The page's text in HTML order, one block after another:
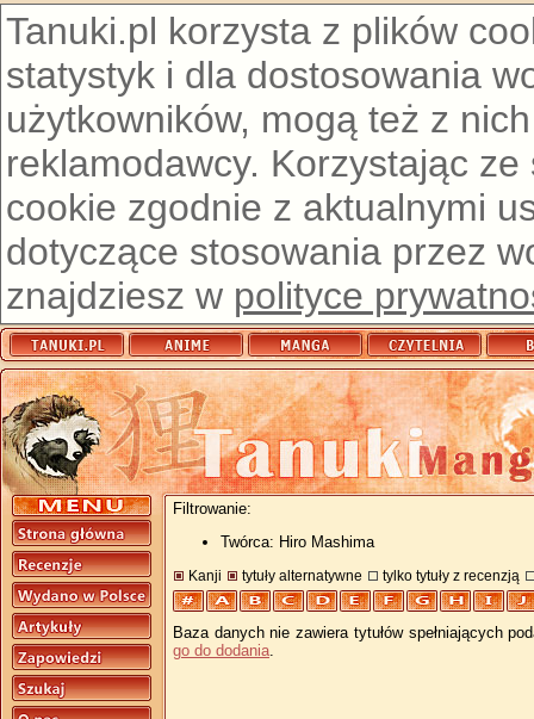
Tanuki.pl korzysta z plików
statystyk i dla dostosowania
użytkowników, mogą też z
reklamodawcy. Korzystając
cookie zgodnie z aktualnymi
dotyczące stosowania przez
znajdziesz w polityce
Filtrowanie:
Twórca: Hiro Mashima
Kanji tytuły alternatywne tylko tytuły z recenzją
Baza danych nie zawiera tytułów spełniających
go do dodania.